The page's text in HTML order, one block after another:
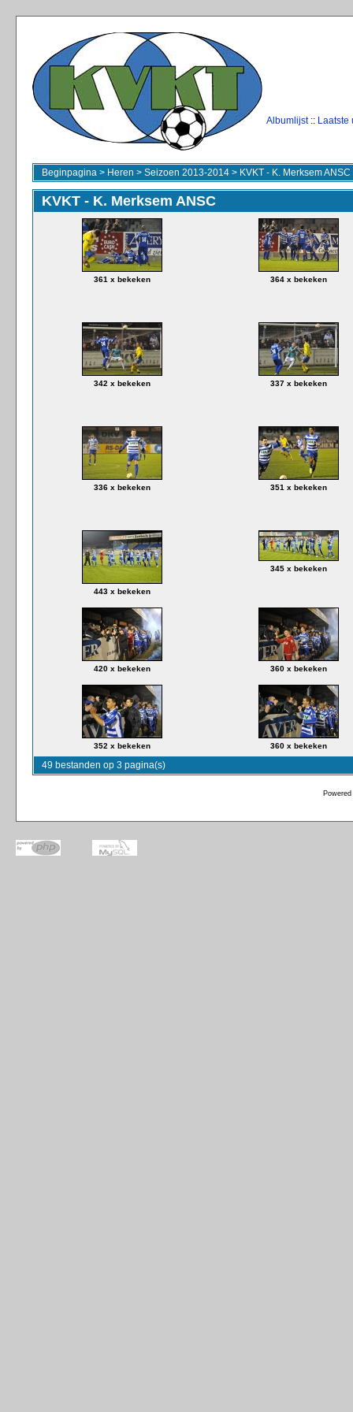
Albumlijst:: Laatste
Beginpagina > Heren > Seizoen 2013-2014 > KVKT - K. Merksem ANSC
KVKT - K. Merksem ANSC
361 x bekeken 364 x bekeken
342 x bekeken 337 x bekeken
336 x bekeken 351 x bekeken
443 x bekeken
345 x bekeken
420 x bekeken 360 x bekeken
352 x bekeken 360 x bekeken
49 bestanden op 3 pagina(s)